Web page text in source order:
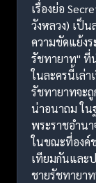
เรื่องย่อ
วังหลวง) เป็น
ความขัดแย้งร
รัชทายาท" ที่
ในละครนี้เล่
รัชทายาทจะ
น่าอนาถม ใน
พระราชอำน
ในขณะที่องค์
เทียมกันและ
ชายรัชทายา